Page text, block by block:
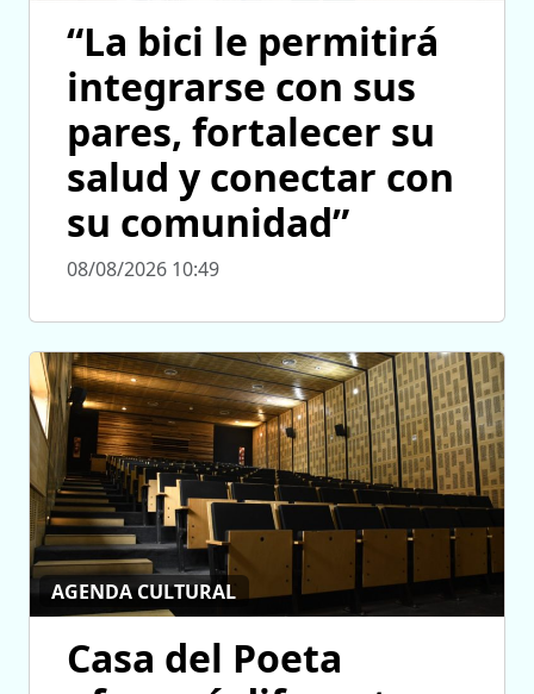
“La bici le permitirá
integrarse con sus
pares, fortalecer su
salud y conectar con
su comunidad”
08/08/2026 10:49
AGENDA CULTURAL
Casa del Poeta